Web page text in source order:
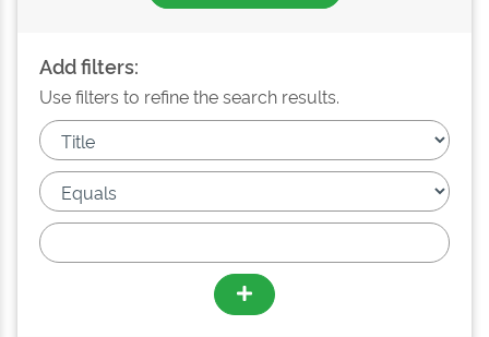
Add filters:
Use filters to refine the search results.